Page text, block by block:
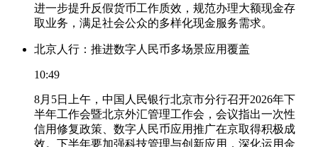
进一步提升反假货币工作质效，规范办理大额现金存
取业务，满足社会公众的多样化现金服务需求。
北京人行：推进数字人民币多场景应用覆盖
10:49
8月5日上午，中国人民银行北京市分行召开2026年下
半年工作会暨北京外汇管理工作会，会议指出一次性
信用修复政策、数字人民币应用推广在京取得积极成
效。下半年要加强科技管理与创新应用，深化运用金